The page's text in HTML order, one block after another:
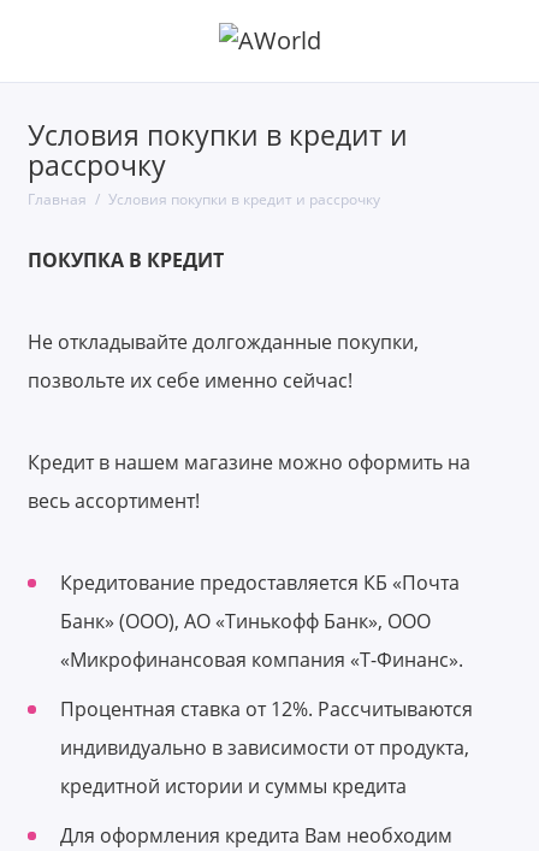
Условия покупки в кредит и
рассрочку
Главная Условия покупки в кредит и рассрочку
ПОКУПКА В КРЕДИТ
Не откладывайте долгожданные покупки,
позвольте их себе именно сейчас!
Кредит в нашем магазине можно оформить на
весь ассортимент!
Кредитование предоставляется КБ «Почта
Банк» (ООО), АО «Тинькофф Банк», ООО
«Микрофинансовая компания «Т-Финанс».
Процентная ставка от 12%. Рассчитываются
индивидуально в зависимости от продукта,
кредитной истории и суммы кредита
Для оформления кредита Вам необходим